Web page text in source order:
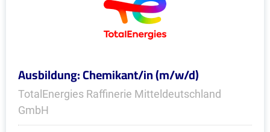
Ausbildung: Chemikant/in (m/w/d)
TotalEnergies Raffinerie Mitteldeutschland
GmbH